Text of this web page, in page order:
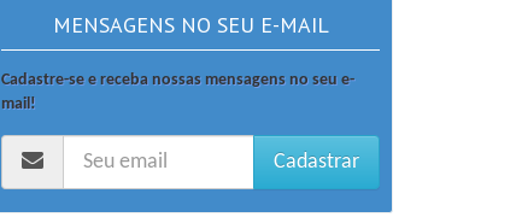
MENSAGENS NO SEU E-MAIL
Cadastre-se e receba nossas mensagens no seu e-
mail!
Cadastrar